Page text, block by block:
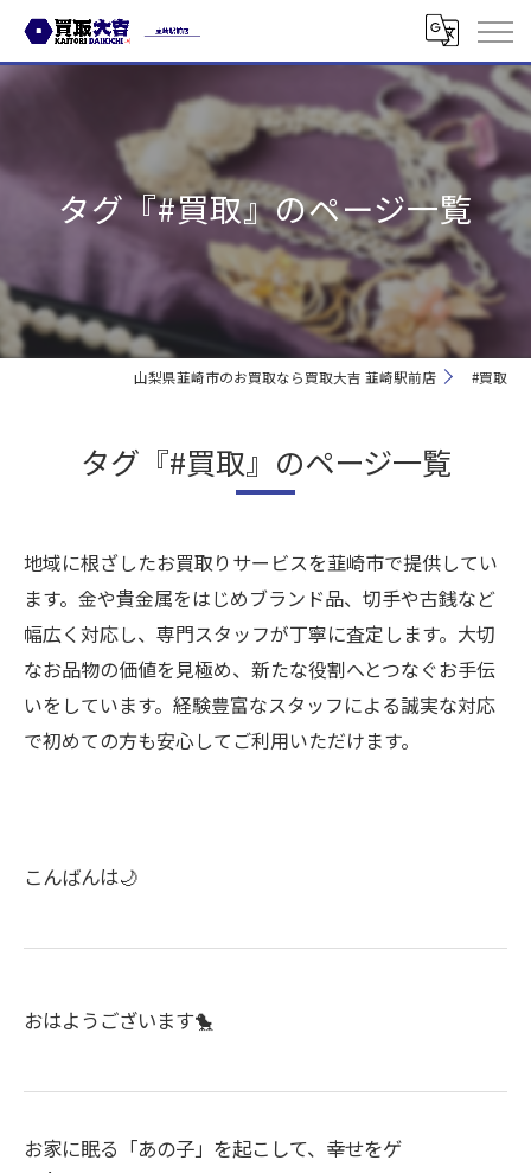
タグ『#買取』のページ一覧
山梨県韮崎市のお買取なら買取大吉 韮崎駅前店 #買取
タグ『#買取』のページ一覧
地域に根ざしたお買取りサービスを韮崎市で提供してい
ます。金や貴金属をはじめブランド品、切手や古銭など
幅広く対応し、専門スタッフが丁寧に査定します。大切
なお品物の価値を見極め、新たな役割へとつなぐお手伝
いをしています。経験豊富なスタッフによる誠実な対応
で初めての方も安心してご利用いただけます。
こんばんは🌙
おはようございます🐤
お家に眠る「あの子」を起こして、幸せをゲ